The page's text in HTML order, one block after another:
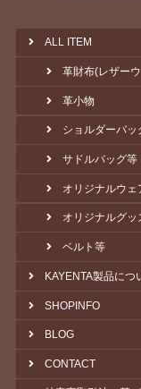
ALL ITEM
革財布(レザー
革小物
ショルダーバッ
サドルバッグ等
オリジナルウェ
オリジナルグッ
ベルト等
KAYENTA製品につ
SHOPINFO
BLOG
CONTACT